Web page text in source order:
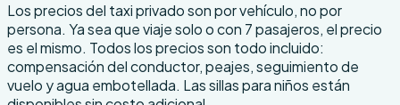
Los precios del taxi privado son por vehículo, no por
persona. Ya sea que viaje solo o con 7 pasajeros, el precio
es el mismo. Todos los precios son todo incluido:
compensación del conductor, peajes, seguimiento de
vuelo y agua embotellada. Las sillas para niños están